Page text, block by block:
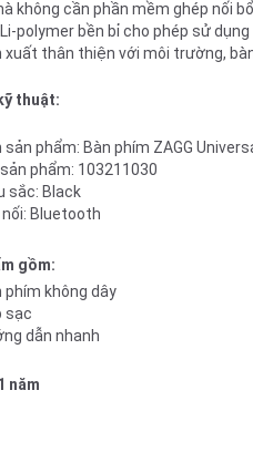
không cần phần mềm ghép nối
Li-polymer bền bỉ cho phép sử
xuất thân thiện với môi trường,
thuật:
sản phẩm: Bàn phím ZAGG
phẩm: 103211030
sắc: Black
nối: Bluetooth
gồm:
phím không dây
sạc
dẫn nhanh
năm